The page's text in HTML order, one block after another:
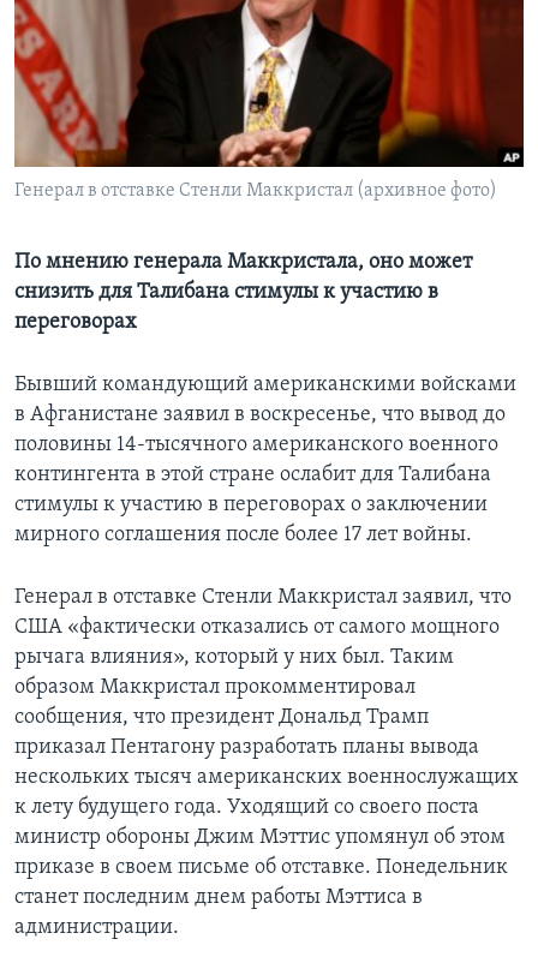
Learning English
СОЦИАЛЬНЫЕ СЕТИ
Генерал в отставке Стенли Маккристал (архивное фото)
По мнению генерала Маккристала, оно может
снизить для Талибана стимулы к участию в
переговорах
Бывший командующий американскими войсками
в Афганистане заявил в воскресенье, что вывод до
половины 14-тысячного американского военного
контингента в этой стране ослабит для Талибана
стимулы к участию в переговорах о заключении
мирного соглашения после более 17 лет войны.
Генерал в отставке Стенли Маккристал заявил, что
США «фактически отказались от самого мощного
рычага влияния», который у них был. Таким
образом Маккристал прокомментировал
сообщения, что президент Дональд Трамп
приказал Пентагону разработать планы вывода
нескольких тысяч американских военнослужащих
к лету будущего года. Уходящий со своего поста
министр обороны Джим Мэттис упомянул об этом
приказе в своем письме об отставке. Понедельник
станет последним днем работы Мэттиса в
администрации.